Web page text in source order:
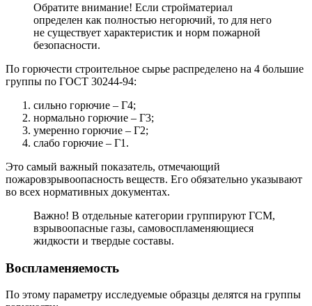
Обратите внимание! Если стройматериал
определен как полностью негорючий, то для него
не существует характеристик и норм пожарной
безопасности.
По горючести строительное сырье распределено на 4 большие
группы по ГОСТ 30244-94:
сильно горючие – Г4;
нормально горючие – Г3;
умеренно горючие – Г2;
слабо горючие – Г1.
Это самый важный показатель, отмечающий
пожаровзрывоопасность веществ. Его обязательно указывают
во всех нормативных документах.
Важно! В отдельные категории группируют ГСМ,
взрывоопасные газы, самовоспламеняющиеся
жидкости и твердые составы.
Воспламеняемость
По этому параметру исследуемые образцы делятся на группы